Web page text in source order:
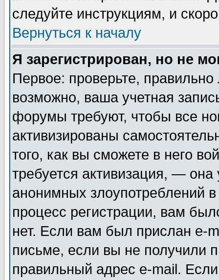
следуйте инструкциям, и
Вернуться к началу
Я зарегистрирован, но не
Первое: проверьте,
возможно, ваша учетная
форумы требуют, чтобы все
активизированы
того, как вы сможете в него
требуется активизация, —
анонимных злоупотреблений
процесс регистрации, вам
нет. Если вам был прислан e-
письме, если вы не получили
правильный адрес e-mail.